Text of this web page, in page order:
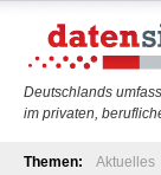
Deutschlands
im privaten,
Themen: Aktuelles